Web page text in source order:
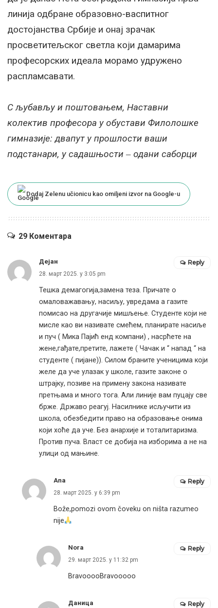
линија одбране образовно-васпитног
достојанства Србије и онај зрачак
просветитељског светла који дамарима
професорских идеала морамо удружено
распламсавати.
С љубављу и поштовањем, Наставни
колектив професора у обустави Филолошке
гимназије: двапут у прошлости ваши
подстанари, у садашњости ‒ одани саборци
Dodaj Zelenu učionicu kao omiljeni izvor na Google-u
29 Коментара
Дејан
28. март 2025. у 3:05 pm
Тешка демагогија,замена теза. Причате о
омаловажавању, насиљу, увредама а газите
помисао на другачије мишљење. Студенте који не
мисле као ви називате смећем, планирате насиље
и пуч ( Мика Пајић енд компани) , насрћете на
жене,гађате,претите, лажете ( Чачак и “ напад “ на
студенте ( пијане)). Силом браните ученицима који
желе да уче улазак у школе, газите законе о
штрајку, позиве на примену закона називате
претњама и много тога. Али линије вам пуцају све
брже. Државо реагуј. Насилнике исључити из
школа, обезбедити право на образовање онима
који хоће да уче. Без анархије и тоталитаризма.
Против пуча. Власт се добија на изборима а не на
улици од мањине.
Reply
Ana
28. март 2025. у 6:39 pm
Bože,pomozi ovom čoveku on ništa razumeo
nije
Reply
Nora
29. март 2025. у 11:32 pm
BravooooBravooooo
Reply
Даница Reply